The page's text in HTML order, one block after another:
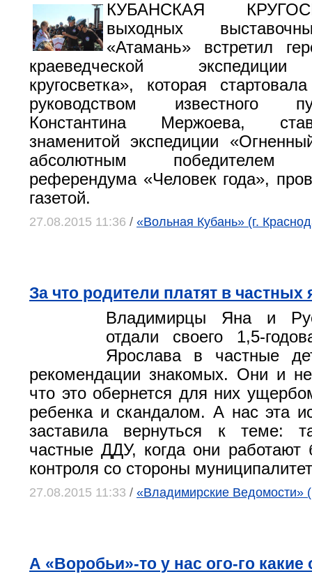
КУБАНСКАЯ
выходных
«Атамань» встретил
краеведческой
кругосветка», которая
руководством известного
Константина Мержоева,
знаменитой экспедиции
абсолютным победителем
референдума «Человек года»,
газетой.
27.08.2015 11:36 / «Вольная Кубань» (г.
За что родители платят в частных
Владимирцы Яна и
отдали своего 1,5-
Ярослава в частные
рекомендации знакомых. Они и не
что это обернется для них
ребенка и скандалом. А нас эта
заставила вернуться к теме:
частные ДДУ, когда они работают
контроля со стороны
27.08.2015 11:33 / «Владимирские Ведомости»
А «Воробьи»-то у нас ого-го